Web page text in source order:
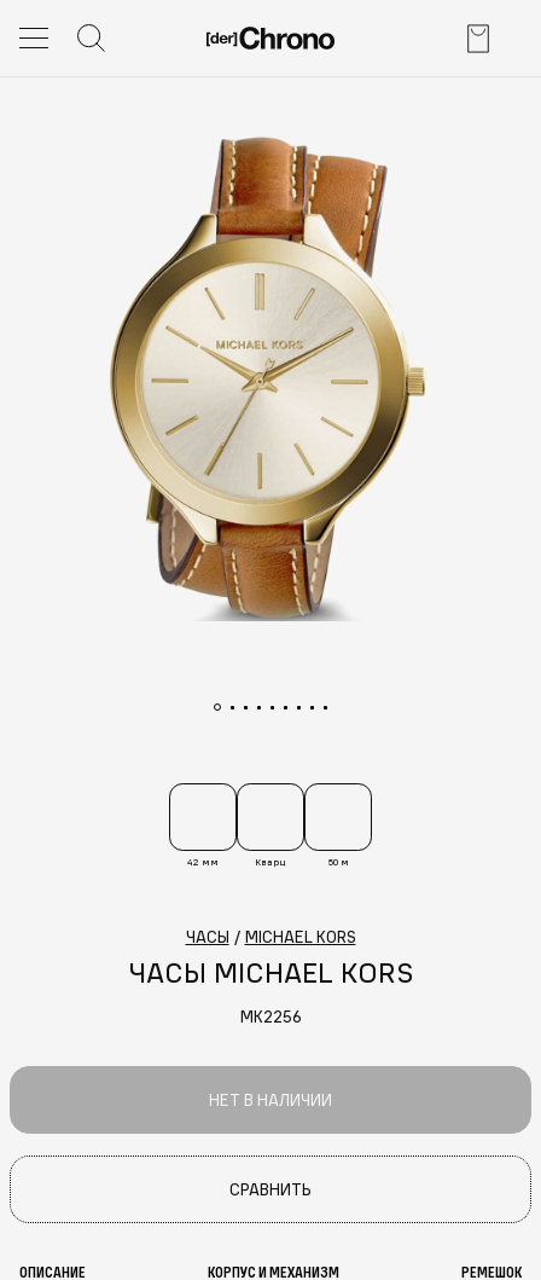
42 мм Кварц 50 м
ЧАСЫ / MICHAEL KORS
ЧАСЫ MICHAEL KORS
MK2256
НЕТ В НАЛИЧИИ
СРАВНИТЬ
ОПИСАНИЕ КОРПУС И МЕХАНИЗМ РЕМЕШОК